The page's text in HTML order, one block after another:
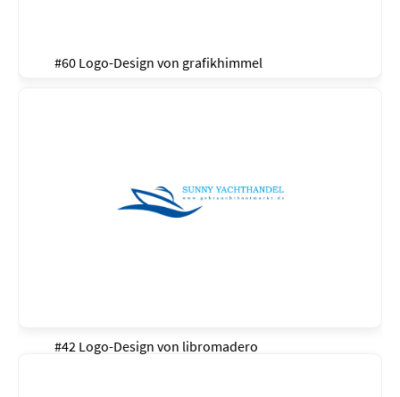
#60 Logo-Design von grafikhimmel
#42 Logo-Design von libromadero